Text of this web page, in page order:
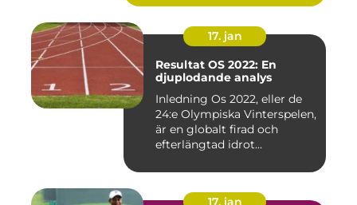
17. jan
Resultat OS 2022: En
djuplodande analys
Inledning Os 2022, eller de
24:e Olympiska Vinterspelen,
är en globalt firad och
efterlängtad idrot...
17. jan